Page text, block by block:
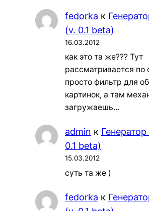
fedorka к
(v. 0.1 beta)
16.03.2012
как это та же??? Тут
рассматривается по
просто фильтр для
картинок, а там
загружаешь…
admin к
0.1 beta)
15.03.2012
суть та же )
fedorka к